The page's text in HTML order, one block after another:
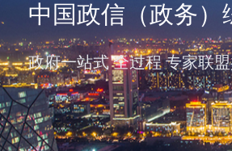
中国政信（政务）
政府一站式 全过程 专家联